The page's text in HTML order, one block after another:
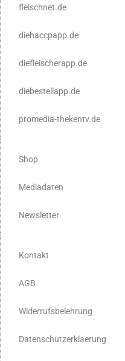
fleischnet.de
diehaccpapp.de
diefleischerapp.de
diebestellapp.de
promedia-thekentv.de
Shop
Mediadaten
Newsletter
Kontakt
AGB
Widerrufsbelehrung
Datenschutzerklaerung